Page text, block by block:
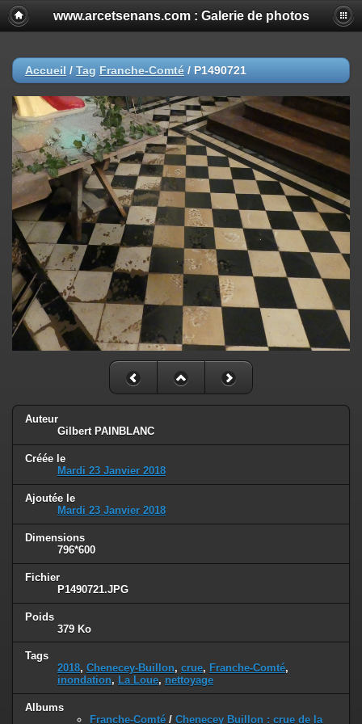
www.arcetsenans.com : Galerie de photos
Accueil / Tag Franche-Comté / P1490721
Auteur
Gilbert PAINBLANC
Créée le
Mardi 23 Janvier 2018
Ajoutée le
Mardi 23 Janvier 2018
Dimensions
796*600
Fichier
P1490721.JPG
Poids
379 Ko
Tags
2018, Chenecey-Buillon, crue, Franche-Comté,
inondation, La Loue, nettoyage
Albums
Franche-Comté / Chenecey Buillon : crue de la